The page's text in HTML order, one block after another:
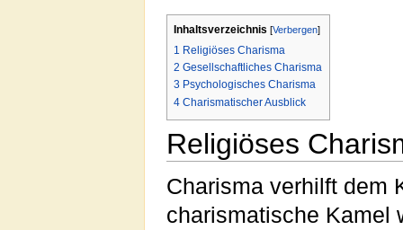
Inhaltsverzeichnis [Verbergen]
1 Religiöses Charisma
2 Gesellschaftliches Charisma
3 Psychologisches Charisma
4 Charismatischer Ausblick
Religiöses
Charisma verhilft dem
charismatische